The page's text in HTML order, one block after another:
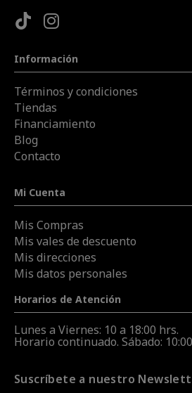
Información
Términos y condiciones
Tiendas
Financiamiento
Blog
Contacto
Mi Cuenta
Mis Compras
Mis vales de descuento
Mis direcciones
Mis datos personales
Horarios de Atención
Lunes a Viernes: 10 a 18:00 hrs.
Horario continuado. Sábado:
Suscríbete a nuestro